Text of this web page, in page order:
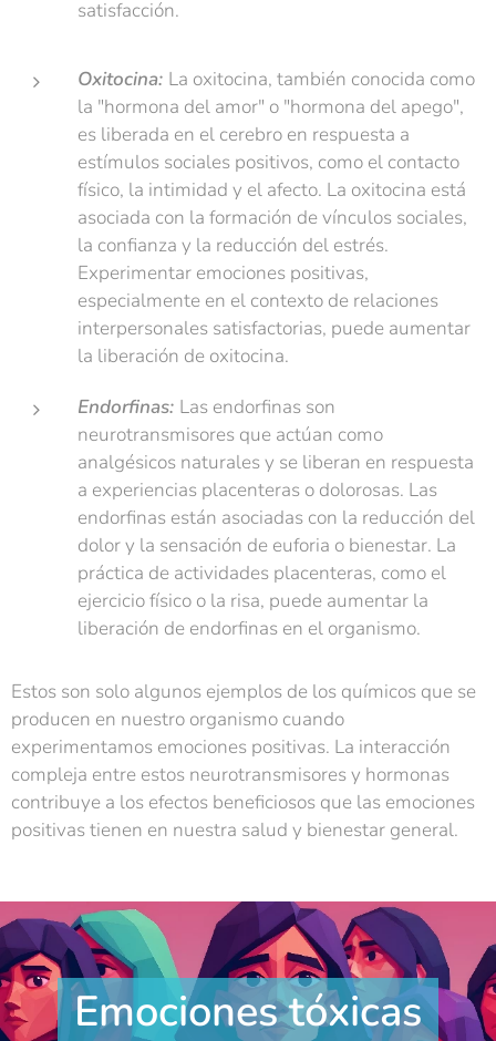
satisfacción.
Oxitocina: La oxitocina, también conocida como
la "hormona del amor" o "hormona del apego",
es liberada en el cerebro en respuesta a
estímulos sociales positivos, como el contacto
físico, la intimidad y el afecto. La oxitocina está
asociada con la formación de vínculos sociales,
la confianza y la reducción del estrés.
Experimentar emociones positivas,
especialmente en el contexto de relaciones
interpersonales satisfactorias, puede aumentar
la liberación de oxitocina.
Endorfinas: Las endorfinas son
neurotransmisores que actúan como
analgésicos naturales y se liberan en respuesta
a experiencias placenteras o dolorosas. Las
endorfinas están asociadas con la reducción del
dolor y la sensación de euforia o bienestar. La
práctica de actividades placenteras, como el
ejercicio físico o la risa, puede aumentar la
liberación de endorfinas en el organismo.
Estos son solo algunos ejemplos de los químicos que se
producen en nuestro organismo cuando
experimentamos emociones positivas. La interacción
compleja entre estos neurotransmisores y hormonas
contribuye a los efectos beneficiosos que las emociones
positivas tienen en nuestra salud y bienestar general.
Emociones tóxicas